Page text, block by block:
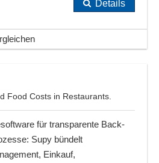
Details
Food Costs in Restaurants.
für transparente Back-
Supy bündelt
Einkauf,